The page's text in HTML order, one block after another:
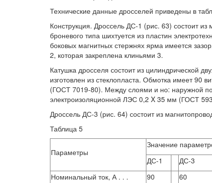
Технические данные дросселей приведены в
Конструкция. Дроссель ДС-1 (рис. 63) состоит
броневого типа шихтуется из пластин
боковых магнитных стержнях ярма имеется
2, которая закреплена клиньями 3.
Катушка дросселя состоит из цилиндрической
изготовлен из стеклопласта. Обмотка имеет
(ГОСТ 7019-80). Между слоями и но: наружной
электроизоляционной ЛЭС 0,2 X 35 мм (ГОСТ
Дроссель ДС-3 (рис. 64) состоит из
Таблица 5
Параметры
Значение
ДС-1
ДС-3
Номинальный ток, А . . .
90 60